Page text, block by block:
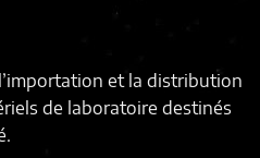
et la distribution
de laboratoire destinés